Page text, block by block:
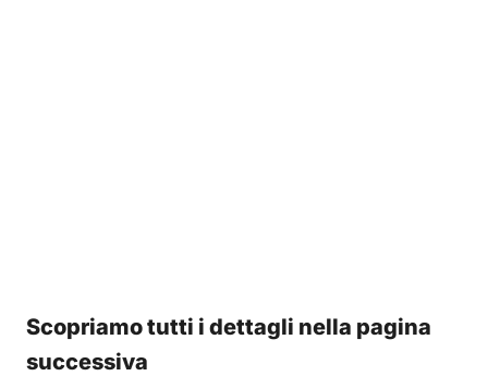
Scopriamo tutti i dettagli nella pagina
successiva